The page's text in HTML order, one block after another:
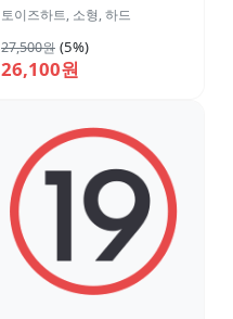
토이즈하트, 소형,하드
27,500원 (5%)
26,100원